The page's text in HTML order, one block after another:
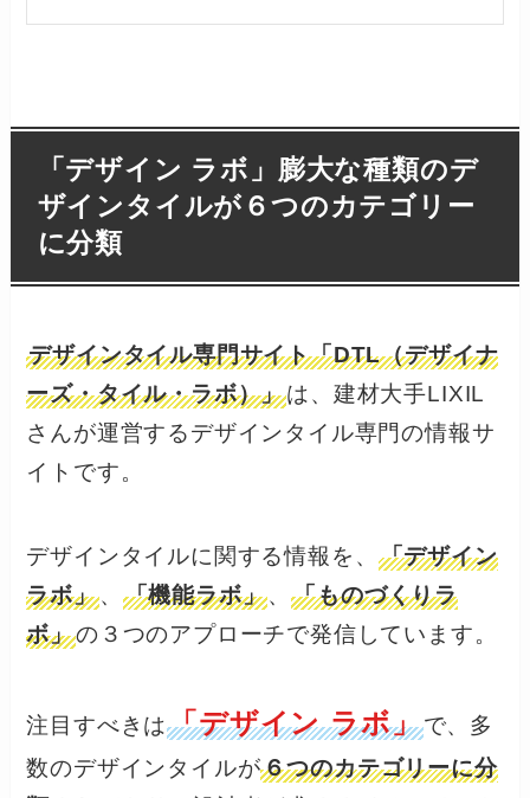
「デザイン ラボ」膨大な種類のデ
ザインタイルが６つのカテゴリー
に分類
デザインタイル専門サイト「DTL（デザイナ
ーズ・タイル・ラボ）」は、建材大手LIXIL
さんが運営するデザインタイル専門の情報サ
イトです。
デザインタイルに関する情報を、 「デザイン
ラボ」、 「機能ラボ」、「ものづくりラ
ボ」の３つのアプローチで発信しています。
注目すべきは「デザイン ラボ」で、多
数のデザインタイルが６つのカテゴリーに分